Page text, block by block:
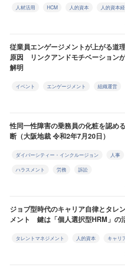
人材活用 HCM 人的資本 人的資本
従業員エンゲージメントが上がる道
原因 リンクアンドモチベーション
解明
イベント エンゲージメント 組織運営
性同一性障害の乗務員の化粧を認め
断（大阪地裁 令和2年7月20日）
ダイバーシティー・インクルージョン 人事
ハラスメント 労務 訴訟
ジョブ型時代のキャリア自律とタレ
メント 鍵は「個人選択型HRM」の
タレントマネジメント 人的資本 キャリ